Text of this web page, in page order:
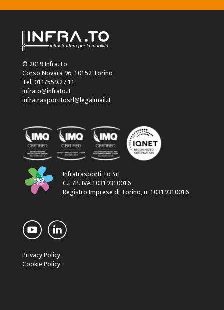
© 2019 Infra.To
Corso Novara 96, 10152 Torino
Tel. 011/559.27.11
infrato@infrato.it
infratrasportitosrl@legalmail.it
Infratrasporti.To Srl
C.F./P. IVA 10319310016
Registro Imprese di Torino, n. 10319310016
Privacy Policy
Cookie Policy